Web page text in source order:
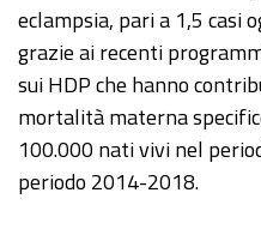
eclampsia, pari a 1,5 casi
grazie ai recenti
sui HDP che hanno
mortalità materna
100.000 nati vivi nel
periodo 2014-2018.